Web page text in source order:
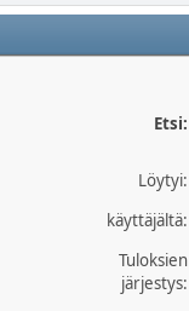
Etsi:
Löytyi:
käyttäjältä:
Tuloksien
järjestys: